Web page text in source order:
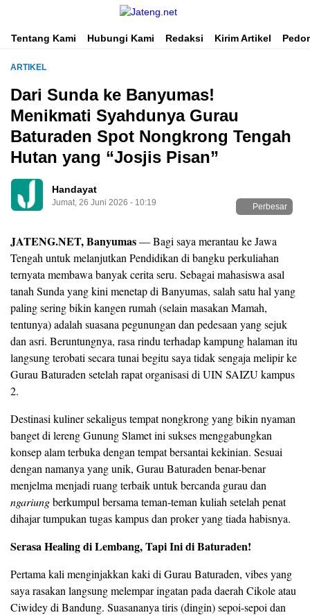
Jateng.net
Portal Media Anak Muda Jawa Tengah
Tentang Kami
Hubungi Kami Redaksi Kirim Artikel
ARTIKEL
Dari Sunda ke Banyumas!
Menikmati Syahdunya Gurau
Baturaden Spot Nongkrong Tengah
Hutan yang “Josjis Pisan”
Handayat
Jumat, 26 Juni 2026 - 10:19 Perbesar
JATENG.NET, Banyumas— Bagi saya merantau ke Jawa
Tengah untuk melanjutkan Pendidikan di bangku perkuliahan
ternyata membawa banyak cerita seru. Sebagai mahasiswa asal
tanah Sunda yang kini menetap di Banyumas, salah satu hal yang
paling sering bikin kangen rumah (selain masakan Mamah,
tentunya) adalah suasana pegunungan dan pedesaan yang sejuk
dan asri. Beruntungnya, rasa rindu terhadap kampung halaman itu
langsung terobati secara tunai begitu saya tidak sengaja melipir ke
Gurau Baturaden setelah rapat organisasi di UIN SAIZU kampus
2.
​Destinasi kuliner sekaligus tempat nongkrong yang bikin nyaman
banget di lereng Gunung Slamet ini sukses menggabungkan
konsep alam terbuka dengan tempat bersantai kekinian. Sesuai
dengan namanya yang unik, Gurau Baturaden benar-benar
menjelma menjadi ruang terbaik untuk bercanda gurau dan
ngariungberkumpul bersama teman-teman kuliah setelah penat
dihajar tumpukan tugas kampus dan proker yang tiada habisnya.
Serasa Healing di Lembang, Tapi Ini di Baturaden!
​Pertama kali menginjakkan kaki di Gurau Baturaden, vibes yang
saya rasakan langsung melempar ingatan pada daerah Cikole atau
Ciwidey di Bandung. Suasananya tiris (dingin) sepoi-sepoi dan